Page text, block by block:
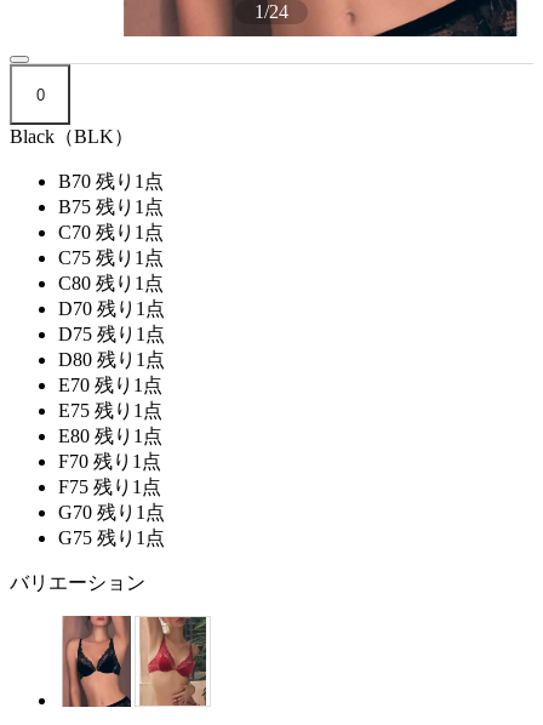
1/24
0
Black（BLK）
B70 残り1点
B75 残り1点
C70 残り1点
C75 残り1点
C80 残り1点
D70 残り1点
D75 残り1点
D80 残り1点
E70 残り1点
E75 残り1点
E80 残り1点
F70 残り1点
F75 残り1点
G70 残り1点
G75 残り1点
バリエーション